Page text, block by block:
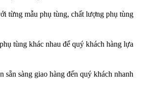
từng mẫu phụ tùng, chất lượng phụ tùng
tùng khác nhau để quý khách hàng lựa
sàng giao hàng đến quý khách nhanh